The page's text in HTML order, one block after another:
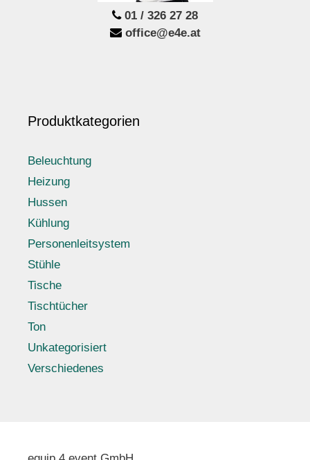
01 / 326 27 28
office@e4e.at
Produktkategorien
Beleuchtung
Heizung
Hussen
Kühlung
Personenleitsystem
Stühle
Tische
Tischtücher
Ton
Unkategorisiert
Verschiedenes